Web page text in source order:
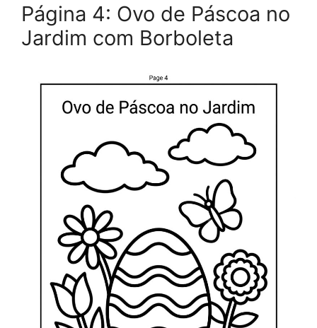
Página 4: Ovo de Páscoa no
Jardim com Borboleta